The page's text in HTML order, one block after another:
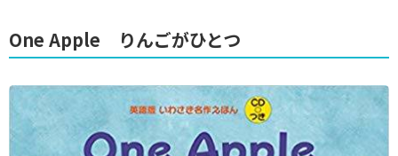
One Apple りんごがひとつ